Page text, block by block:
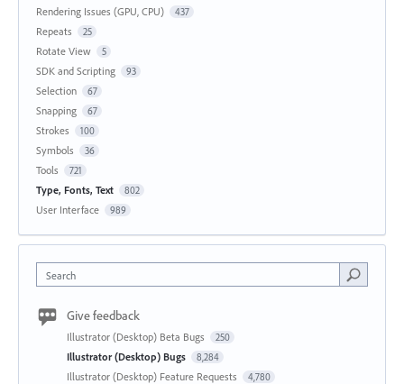
Rendering Issues (GPU, CPU) 437
Repeats 25
Rotate View 5
SDK and Scripting 93
Selection 67
Snapping 67
Strokes 100
Symbols 36
Tools 721
Type, Fonts, Text 802
User Interface 989
Search
Give feedback
Illustrator (Desktop) Beta Bugs 250
Illustrator (Desktop) Bugs 8,284
Illustrator (Desktop) Feature Requests 4,780